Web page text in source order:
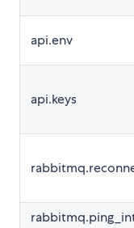
api.env
api.keys